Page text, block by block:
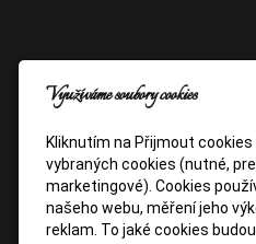
Využíváme soubory cookies
Kliknutím na Přijmout
vybraných cookies (nutné,
marketingové). Cookies
našeho webu, měření jeho
reklam. To jaké cookies